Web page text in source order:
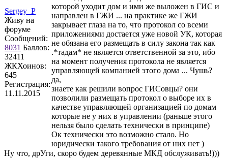
Sergey_P
Живу на
форуме
Сообщений:
8031 Баллов:
32411
ЖКХоинов:
645
Регистрация:
11.11.2015
которой уходит дом и ими же выложен в ГИС и
направлен в ГЖИ ... на практике же ГЖИ
закрывает глаза на то, что протокол со всеми
приложениями достается уже новой УК, которая
не обязана его размещать в силу закона так как
.*тадам* не является ответственной за это, ибо
на момент получения протокола не является
управляющей компанией этого дома ... Чушь?
да,
знаете как решили вопрос ГИСовцы? они
позволили размещать протокол о выборе их в
качестве управляющей организацией по домам
которые не у них в управлении (раньше этого
нельзя было сделать технически в принципе)
Ок технически это возможно стало. Но
юридически такого требования от них нет )
Ну что, дрУги, скоро будем деревянные МКД обслуживать!)))